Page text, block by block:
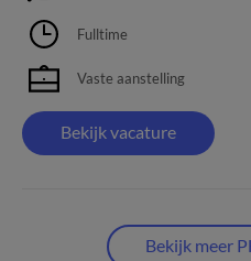
Fulltime
Vaste aanstelling
Bekijk vacature
Bekijk meer